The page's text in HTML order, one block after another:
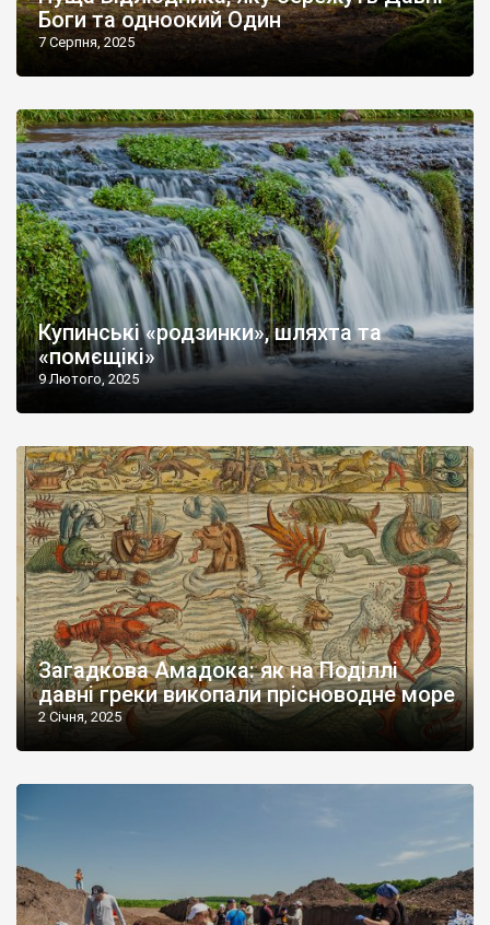
Боги та одноокий Один
7 Серпня, 2025
Купинські «родзинки», шляхта та
«помєщікі»
9 Лютого, 2025
Загадкова Амадока: як на Поділлі
давні греки викопали прісноводне море
2 Січня, 2025